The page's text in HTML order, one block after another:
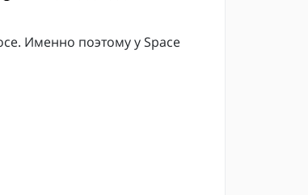
Именно поэтому у Space